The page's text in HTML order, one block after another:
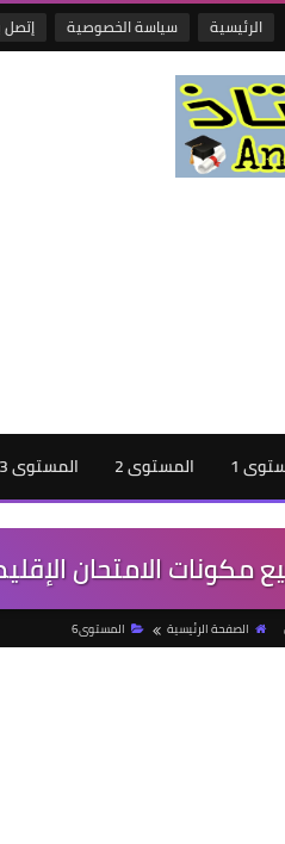
الرئيسية سياسة الخصوصية إتصل
1 المستوى 2 المستوى 3
مكونات الامتحان
الصفحة الرئيسية المستوى6